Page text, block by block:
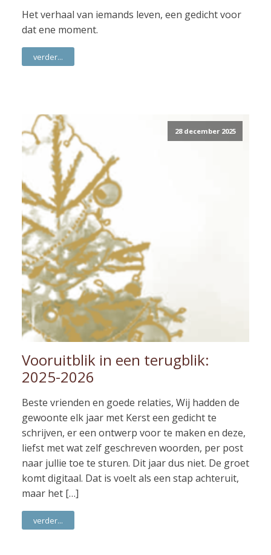
Het verhaal van iemands leven, een gedicht voor
dat ene moment.
verder...
28 december 2025
Vooruitblik in een terugblik:
2025-2026
Beste vrienden en goede relaties, Wij hadden de
gewoonte elk jaar met Kerst een gedicht te
schrijven, er een ontwerp voor te maken en deze,
liefst met wat zelf geschreven woorden, per post
naar jullie toe te sturen. Dit jaar dus niet. De groet
komt digitaal. Dat is voelt als een stap achteruit,
maar het […]
verder...